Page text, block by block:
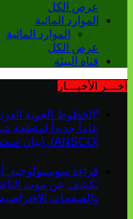
عرض الكل
الموارد المائية
الموارد المائية
عرض الكل
قناة البيئة
آخـــر الأخبـــار
“الخطوط الجوية
عاماً جديداً لمنطقة
(ANSCO) .(بيان صحفي )
قراءة سوسيولوجية
تكشف عن موت
والصفحات الافتراضية